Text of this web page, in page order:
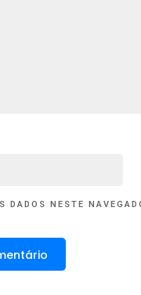
DADOS NESTE